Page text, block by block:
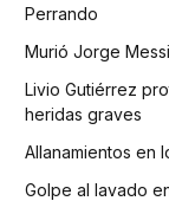
Perrando
Murió Jorge
Livio Gutiérrez
heridas graves
Allanamientos en
Golpe al lavado